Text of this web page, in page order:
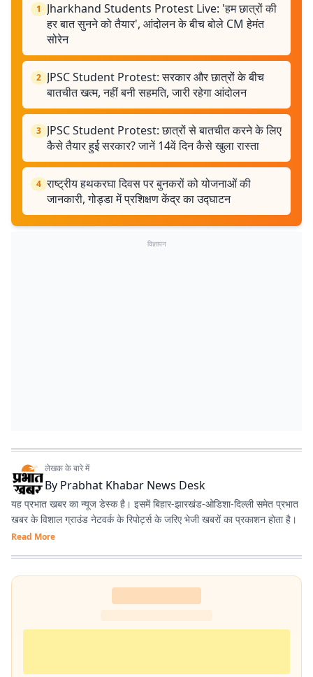
1
Jharkhand Students Protest Live: 'हम छात्रों की
हर बात सुनने को तैयार', आंदोलन के बीच बोले CM हेमंत
सोरेन
2 JPSC Student Protest: सरकार और छात्रों के बीच
बातचीत खत्म, नहीं बनी सहमति, जारी रहेगा आंदोलन
3 JPSC Student Protest: छात्रों से बातचीत करने के लिए
कैसे तैयार हुई सरकार? जानें 14वें दिन कैसे खुला रास्ता
4 राष्ट्रीय हथकरघा दिवस पर बुनकरों को योजनाओं की
जानकारी, गोड्डा में प्रशिक्षण केंद्र का उद्घाटन
विज्ञापन
लेखक के बारे में
By Prabhat Khabar News Desk
यह प्रभात खबर का न्यूज डेस्क है। इसमें बिहार-झारखंड-ओडिशा-दिल्‍ली समेत प्रभात
खबर के विशाल ग्राउंड नेटवर्क के रिपोर्ट्स के जरिए भेजी खबरों का प्रकाशन होता है।
Read More